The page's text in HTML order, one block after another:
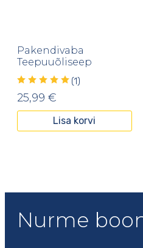
Pakendivaba
Teepuuõliseep
(1)
25,99 €
Lisa korvi
Nurme